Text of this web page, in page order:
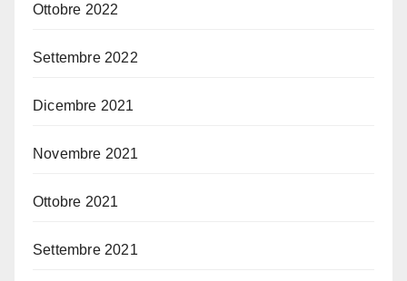
Ottobre 2022
Settembre 2022
Dicembre 2021
Novembre 2021
Ottobre 2021
Settembre 2021